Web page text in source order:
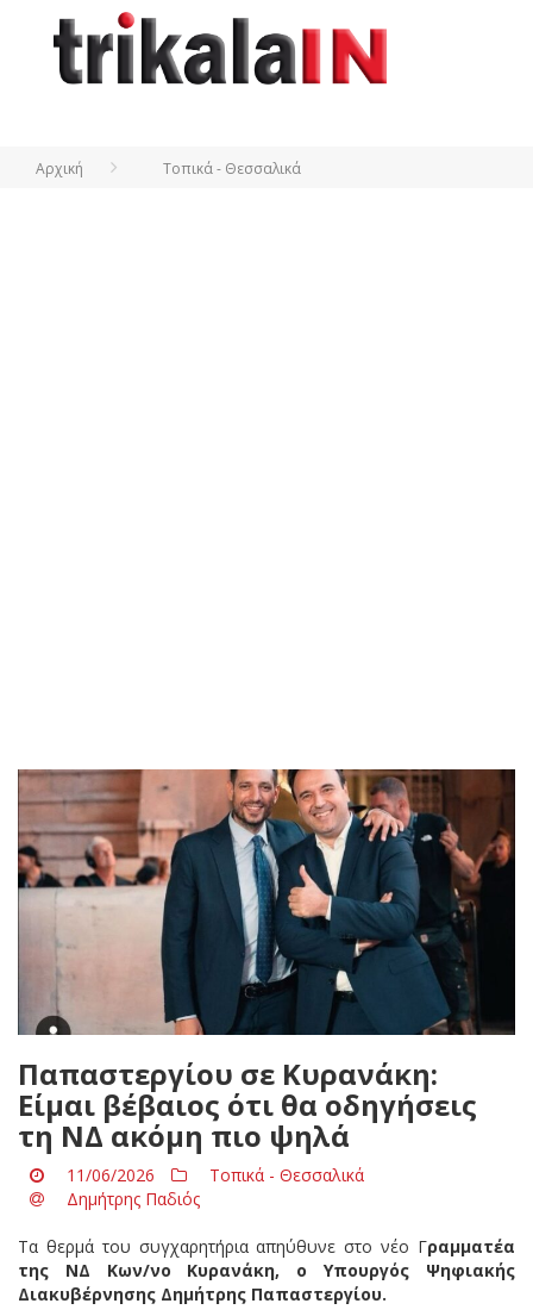
Αρχική Τοπικά - Θεσσαλικά
Παπαστεργίου σε Κυρανάκη:
Είμαι βέβαιος ότι θα οδηγήσεις
τη ΝΔ ακόμη πιο ψηλά
11/06/2026
Τοπικά - Θεσσαλικά
Δημήτρης Παδιός
Τα θερμά του συγχαρητήρια απηύθυνε στο νέο Γραμματέα
της ΝΔ Κων/νο Κυρανάκη, ο Υπουργός Ψηφιακής
Διακυβέρνησης Δημήτρης Παπαστεργίου.